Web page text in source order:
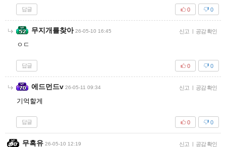
답글 0
0
무지개를찾아 26-05-10 16:45 신고 공감 확인
ㅇㄷ
답글 0
0
에드먼드v 26-05-11 09:34 신고 공감 확인
기억할게
답글 0
0
무흑유 26-05-10 12:19 신고 공감 확인